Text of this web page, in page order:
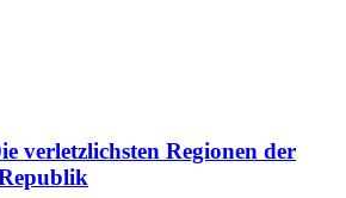
verletzlichsten Regionen der